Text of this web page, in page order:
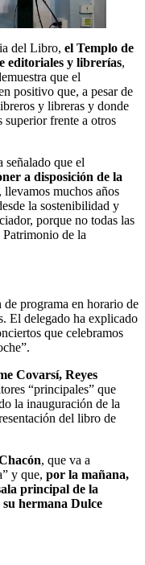
del Libro, el Templo de
editoriales y librerías,
que el
positivo que, a pesar de
y libreras y donde
superior frente a otros
que el
a disposición de la
, llevamos muchos años
la sostenibilidad y
porque no todas las
de la
programa en horario de
El delegado ha explicado
que celebramos
Covarsí, Reyes
“principales” que
la inauguración de la
del libro de
, que va a
y que, por la mañana,
principal de la
hermana Dulce